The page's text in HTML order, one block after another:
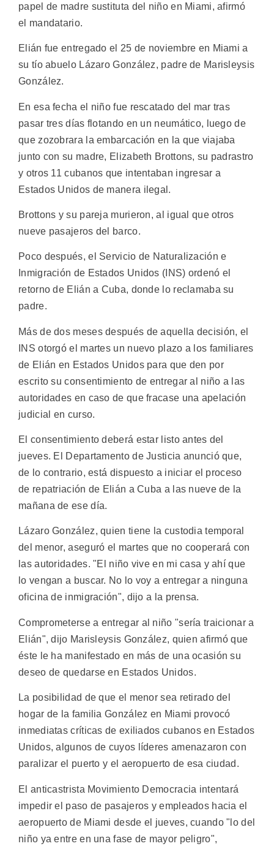
papel de madre sustituta del niño en Miami, afirmó
el mandatario.
Elián fue entregado el 25 de noviembre en Miami a
su tío abuelo Lázaro González, padre de Marisleysis
González.
En esa fecha el niño fue rescatado del mar tras
pasar tres días flotando en un neumático, luego de
que zozobrara la embarcación en la que viajaba
junto con su madre, Elizabeth Brottons, su padrastro
y otros 11 cubanos que intentaban ingresar a
Estados Unidos de manera ilegal.
Brottons y su pareja murieron, al igual que otros
nueve pasajeros del barco.
Poco después, el Servicio de Naturalización e
Inmigración de Estados Unidos (INS) ordenó el
retorno de Elián a Cuba, donde lo reclamaba su
padre.
Más de dos meses después de aquella decisión, el
INS otorgó el martes un nuevo plazo a los familiares
de Elián en Estados Unidos para que den por
escrito su consentimiento de entregar al niño a las
autoridades en caso de que fracase una apelación
judicial en curso.
El consentimiento deberá estar listo antes del
jueves. El Departamento de Justicia anunció que,
de lo contrario, está dispuesto a iniciar el proceso
de repatriación de Elián a Cuba a las nueve de la
mañana de ese día.
Lázaro González, quien tiene la custodia temporal
del menor, aseguró el martes que no cooperará con
las autoridades. "El niño vive en mi casa y ahí que
lo vengan a buscar. No lo voy a entregar a ninguna
oficina de inmigración", dijo a la prensa.
Comprometerse a entregar al niño "sería traicionar a
Elián", dijo Marisleysis González, quien afirmó que
éste le ha manifestado en más de una ocasión su
deseo de quedarse en Estados Unidos.
La posibilidad de que el menor sea retirado del
hogar de la familia González en Miami provocó
inmediatas críticas de exiliados cubanos en Estados
Unidos, algunos de cuyos líderes amenazaron con
paralizar el puerto y el aeropuerto de esa ciudad.
El anticastrista Movimiento Democracia intentará
impedir el paso de pasajeros y empleados hacia el
aeropuerto de Miami desde el jueves, cuando "lo del
niño ya entre en una fase de mayor peligro",